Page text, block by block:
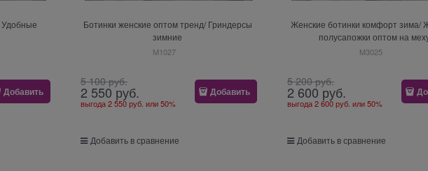
Удобные
Добавить
Ботинки женские оптом тренд/ Гриндерсы
зимние
M1027
5 100 руб.
2 550 руб.
выгода2 550 руб. или50%
Добавить
Добавить в сравнение
Женские ботинки комфорт зима/
полусапожки оптом на
M3025
5 200 руб.
2 600 руб.
выгода2 600 руб. или50%
Добавить в сравнение